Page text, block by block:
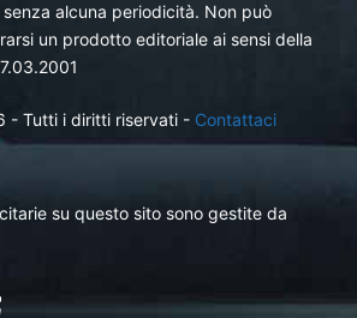
alcuna periodicità. Non può
un prodotto editoriale ai sensi della
- Tutti i diritti riservati - Contattaci
su questo sito sono gestite da